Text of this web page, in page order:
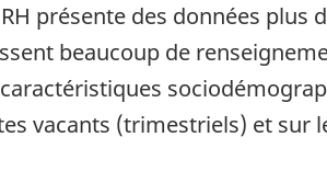
présente des données plus
beaucoup de
vacants (trimestriels) et sur